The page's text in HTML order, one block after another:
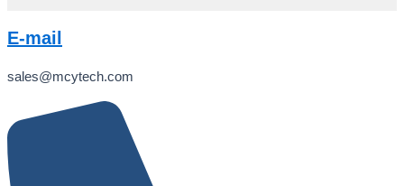
E-mail
sales@mcytech.com